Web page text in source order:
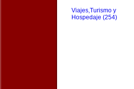
Viajes,Turismo y
Hospedaje (254)